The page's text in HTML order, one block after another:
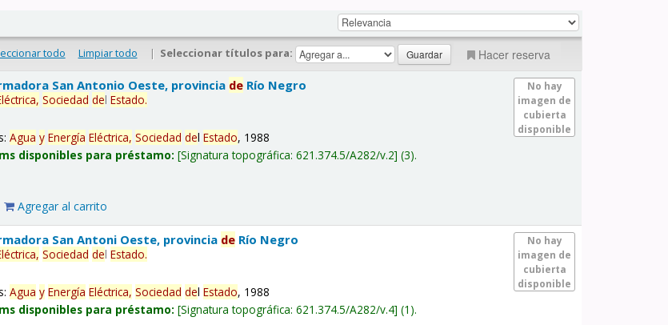
todo Limpiar todo | Seleccionar títulos para: Hacer reserva
No hay
imagen de
cubierta
disponible
San Antonio Oeste, provincia de Río Negro
Sociedad delEstado.
Agua y Energía Eléctrica, Sociedad delEstado, 1988
disponibles para préstamo: Signatura topográfica:621.374.5/A282/v.2 (3).
Agregar al carrito
No hay
imagen de
cubierta
disponible
San Antoni Oeste, provincia de Río Negro
Sociedad delEstado.
Agua y Energía Eléctrica, Sociedad delEstado, 1988
disponibles para préstamo: Signatura topográfica:621.374.5/A282/v.4 (1).